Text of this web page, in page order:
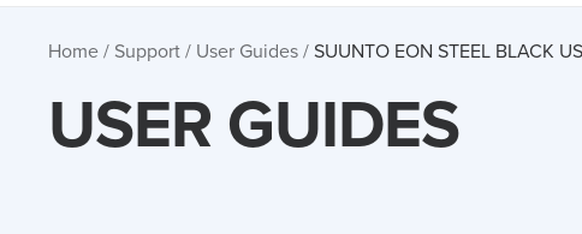
Home Support User Guides SUUNTO EON STEEL BLACK
USER GUIDES